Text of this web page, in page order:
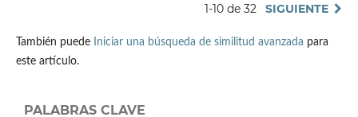
1-10 de 32 SIGUIENTE
También puede Iniciar una búsqueda de similitud avanzada para
este artículo.
PALABRAS CLAVE